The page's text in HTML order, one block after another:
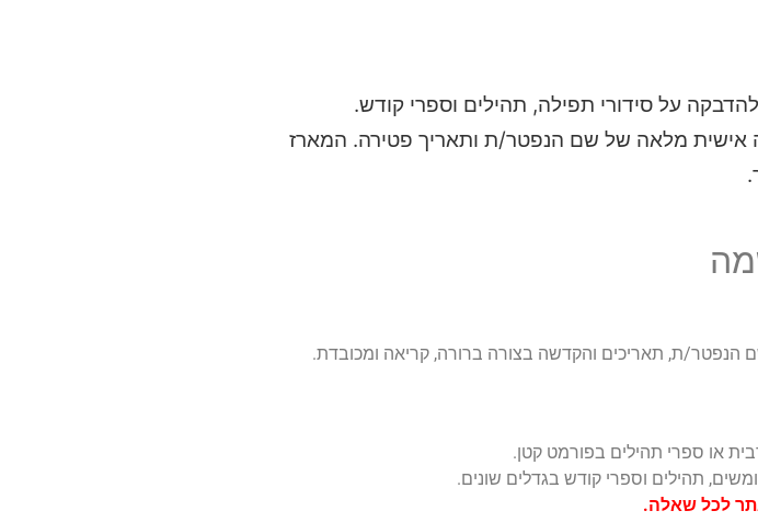
על סידורי תפילה, תהילים וספרי קודש.
אישית מלאה של שם הנפטר/ת ותאריך פטירה. המארז
הנפטר/ת, תאריכים והקדשה בצורה ברורה, קריאה ומכובדת.